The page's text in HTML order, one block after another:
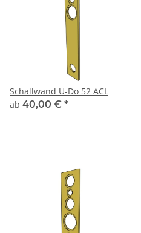
Schallwand U-Do 52 ACL
ab 40,00 € *